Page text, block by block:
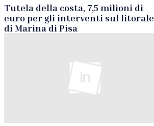
Tutela della costa, 7,5 milioni di
euro per gli interventi sul litorale
di Marina di Pisa